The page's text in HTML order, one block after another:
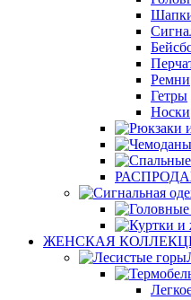
Ремни
Гетры
Носки
ЖЕНСКАЯ